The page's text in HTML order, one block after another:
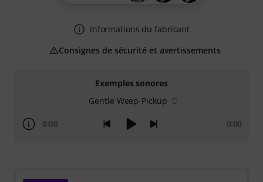
Exemples sonores
Gentle Weep-Pickup
0:00 0:00
Informations du fabricant
Consignes de sécurité et avertissements